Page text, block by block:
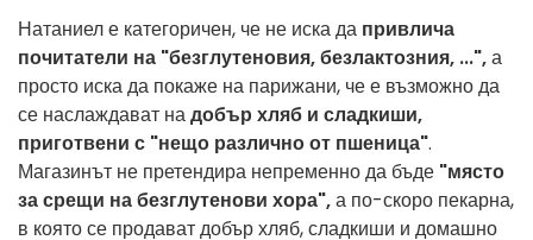
Натаниел е категоричен, че не иска да привлича
почитатели на "безглутеновия, безлактозния, ...",а
просто иска да покаже на парижани, че е възможно да
се наслаждават надобър хляб и сладкиши,
приготвени с "нещо различно от пшеница".
Магазинът не претендира непременно да бъде "място
за срещи на безглутенови хора",а по-скоро пекарна,
в която се продават добър хляб, сладкиши и домашно